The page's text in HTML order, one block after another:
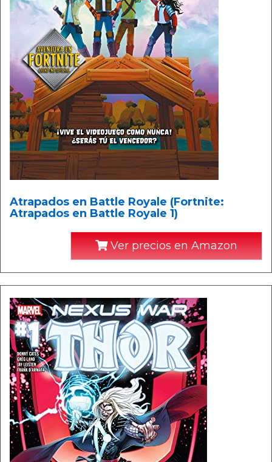
Atrapados en Battle Royale (Fortnite:
Atrapados en Battle Royale 1)
Ver precios en Amazon